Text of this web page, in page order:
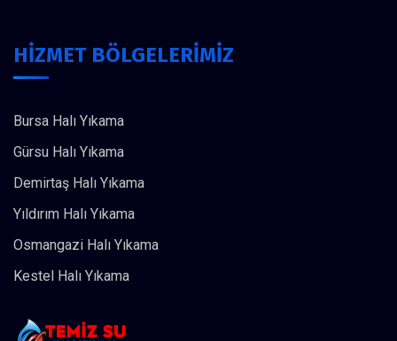
HİZMET BÖLGELERİMİZ
Bursa Halı Yıkama
Gürsu Halı Yıkama
Demirtaş Halı Yıkama
Yıldırım Halı Yıkama
Osmangazi Halı Yıkama
Kestel Halı Yıkama